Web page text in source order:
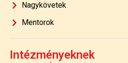
Nagykövetek
Mentorok
Intézményeknek